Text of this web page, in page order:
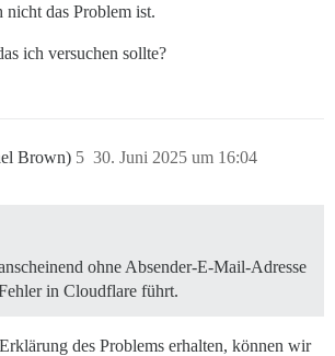
nicht das Problem ist.
ich versuchen sollte?
Brown) 30. Juni 2025 um 16:04
5
ohne Absender-E-Mail-Adresse
in Cloudflare führt.
des Problems erhalten, können wir